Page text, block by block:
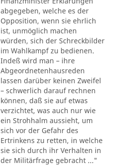
abgegeben, welche es der
Opposition, wenn sie ehrlich
ist, unmöglich machen
würden, sich der Schreckbilder
im Wahlkampf zu bedienen.
Indeß wird man – ihre
Abgeordnetenhausreden
lassen darüber keinen Zweifel
– schwerlich darauf rechnen
können, daß sie auf etwas
verzichtet, was auch nur wie
ein Strohhalm aussieht, um
sich vor der Gefahr des
Ertrinkens zu retten, in welche
sie sich durch ihr Verhalten in
der Militärfrage gebracht ..."